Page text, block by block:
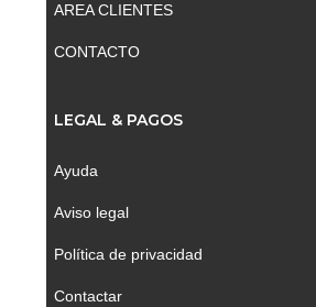
AREA CLIENTES
CONTACTO
LEGAL & PAGOS
Ayuda
Aviso legal
Política de privacidad
Contactar